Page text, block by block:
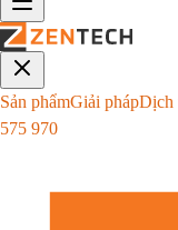
Sản phẩmGiải phápDịch
575 970